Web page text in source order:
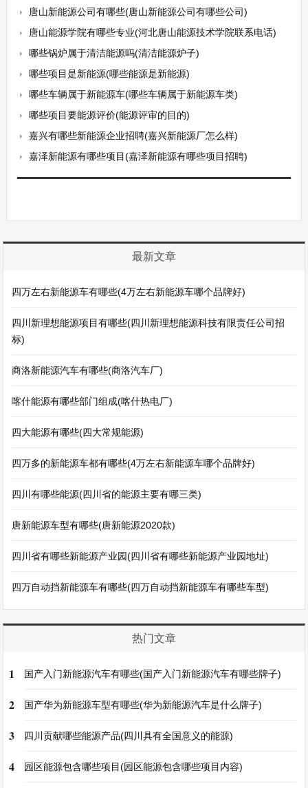
唐山新能源公司有哪些(唐山新能源公司有哪些公司)
唐山能源学院有哪些专业(河北唐山能源技术学院联系电话)
哪些锅炉属于清洁能源吗(清洁能源炉子)
哪些项目是新能源(哪些能源是新能源)
哪些车辆属于新能源车(哪些车辆属于新能源车类)
哪些项目要能源评价(能源评审的目的)
嘉兴有哪些新能源企业招聘(嘉兴新能源厂怎么样)
嘉泽新能源有哪些项目(嘉泽新能源有哪些项目招聘)
最新文章
四万左右新能源车有哪些(4万左右新能源车哪个品牌好)
四川新理想能源项目有哪些(四川新理想能源科技有限责任公司招
标)
商洛新能源汽车有哪些(商洛汽车厂)
喀什能源有哪些部门组成(喀什热电厂)
四大能源有哪些(四大常规能源)
四万多的新能源车都有哪些(4万左右新能源车哪个品牌好)
四川有哪些能源(四川省的能源主要有哪三类)
唐新能源车型有哪些(唐新能源2020款)
四川省有哪些新能源产业园(四川省有哪些新能源产业园地址)
四万自动挡新能源车有哪些(四万自动挡新能源车有哪些车型)
热门文章
1 国产入门新能源汽车有哪些(国产入门新能源汽车有哪些牌子)
2 国产华为新能源车型有哪些(华为新能源汽车是什么牌子)
3 四川贡献哪些能源产品(四川具有全国意义的能源)
4 园区能源包含哪些项目(园区能源包含哪些项目内容)